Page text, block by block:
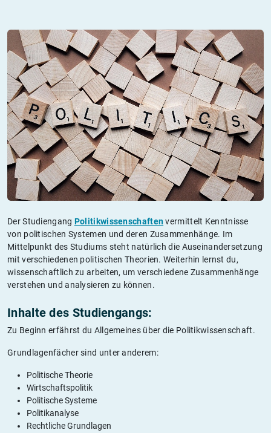
Der Studiengang Politikwissenschaftenvermittelt Kenntnisse
von politischen Systemen und deren Zusammenhänge. Im
Mittelpunkt des Studiums steht natürlich die Auseinandersetzung
mit verschiedenen politischen Theorien. Weiterhin lernst du,
wissenschaftlich zu arbeiten, um verschiedene Zusammenhänge
verstehen und analysieren zu können.
Inhalte des Studiengangs:
Zu Beginn erfährst du Allgemeines über die Politikwissenschaft.
Grundlagenfächer sind unter anderem:
Politische Theorie
Wirtschaftspolitik
Politische Systeme
Politikanalyse
Rechtliche Grundlagen